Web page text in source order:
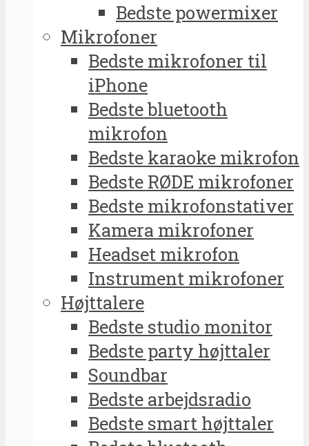
Bedste powermixer
Mikrofoner
Bedste mikrofoner til
iPhone
Bedste bluetooth
mikrofon
Bedste karaoke mikrofon
Bedste RØDE mikrofoner
Bedste mikrofonstativer
Kamera mikrofoner
Headset mikrofon
Instrument mikrofoner
Højttalere
Bedste studio monitor
Bedste party højttaler
Soundbar
Bedste arbejdsradio
Bedste smart højttaler